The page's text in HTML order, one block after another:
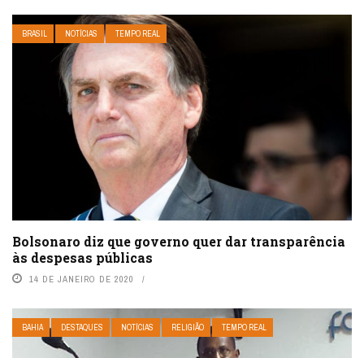
BRASIL NOTÍCIAS TEMPO REAL
Bolsonaro diz que governo quer dar transparência
às despesas públicas
14 DE JANEIRO DE 2020
BAHIA DESTAQUES NOTÍCIAS RELIGIÃO TEMPO REAL